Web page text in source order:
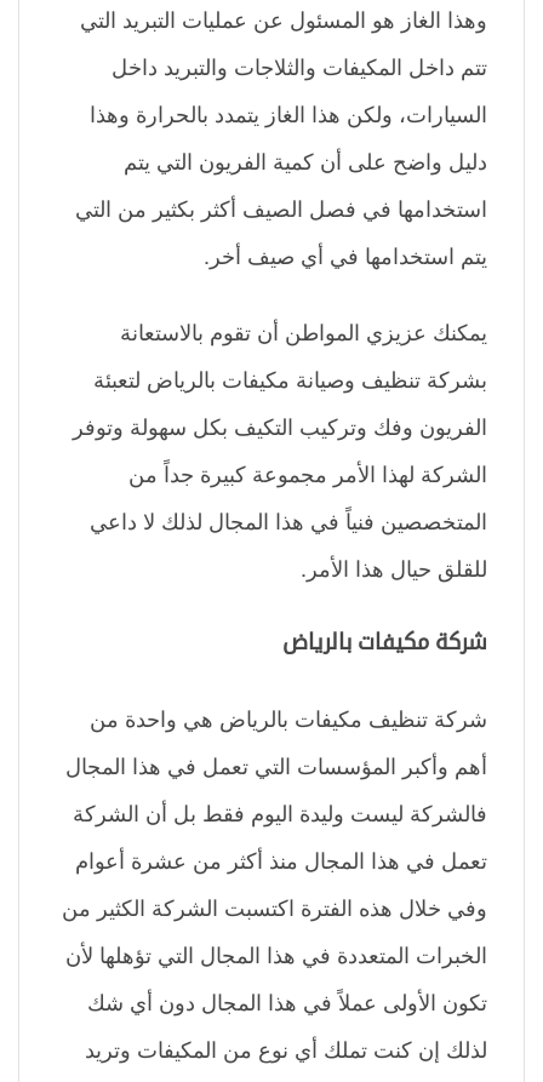
وهذا الغاز هو المسئول عن عمليات التبريد التي
تتم داخل المكيفات والثلاجات والتبريد داخل
السيارات، ولكن هذا الغاز يتمدد بالحرارة وهذا
دليل واضح على أن كمية الفريون التي يتم
استخدامها في فصل الصيف أكثر بكثير من التي
يتم استخدامها في أي صيف أخر.
يمكنك عزيزي المواطن أن تقوم بالاستعانة
بشركة تنظيف وصيانة مكيفات بالرياض لتعبئة
الفريون وفك وتركيب التكيف بكل سهولة وتوفر
الشركة لهذا الأمر مجموعة كبيرة جداً من
المتخصصين فنياً في هذا المجال لذلك لا داعي
للقلق حيال هذا الأمر.
شركة مكيفات بالرياض
شركة تنظيف مكيفات بالرياض هي واحدة من
أهم وأكبر المؤسسات التي تعمل في هذا المجال
فالشركة ليست وليدة اليوم فقط بل أن الشركة
تعمل في هذا المجال منذ أكثر من عشرة أعوام
وفي خلال هذه الفترة اكتسبت الشركة الكثير من
الخبرات المتعددة في هذا المجال التي تؤهلها لأن
تكون الأولى عملاً في هذا المجال دون أي شك
لذلك إن كنت تملك أي نوع من المكيفات وتريد